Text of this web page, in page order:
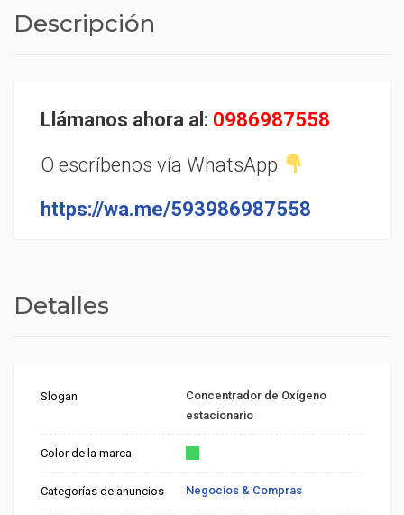
Descripción
Llámanos ahora al: 0986987558
O escríbenos vía WhatsApp
https://wa.me/593986987558
Detalles
Slogan
Concentrador de Oxígeno
estacionario
Color de la marca
Categorías de anuncios Negocios & Compras